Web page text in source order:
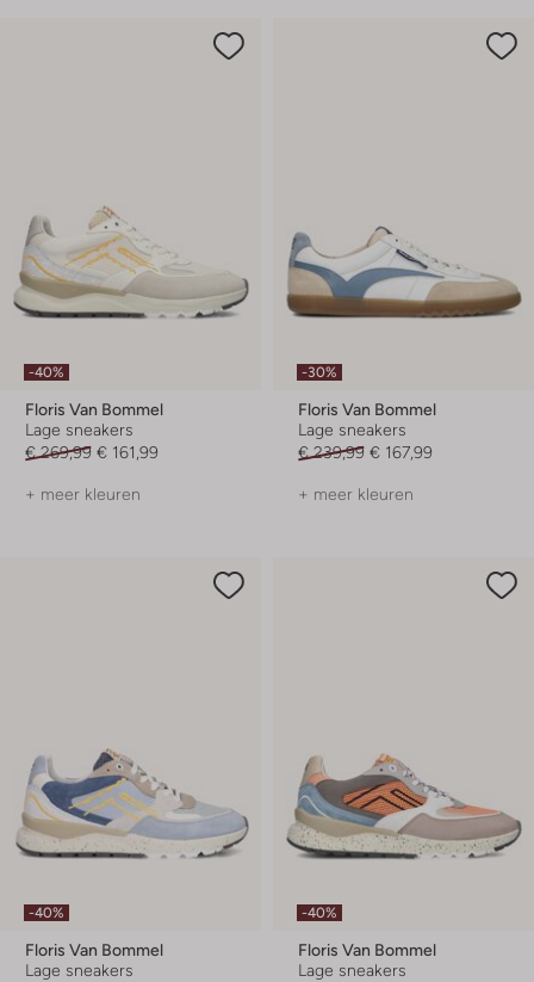
-40%
Floris Van Bommel
Lage sneakers
€ 269,99 € 161,99
+ meer kleuren
-30%
Floris Van Bommel
Lage sneakers
€ 239,99 € 167,99
+ meer kleuren
-40%
Floris Van Bommel
Lage sneakers
-40%
Floris Van Bommel
Lage sneakers